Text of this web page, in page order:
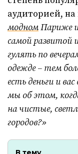
аудиторией,
модномПариже
самой развитой
гулять по
одежде – тем
есть деньги и
мы об этом,
на чистые,
городов?»